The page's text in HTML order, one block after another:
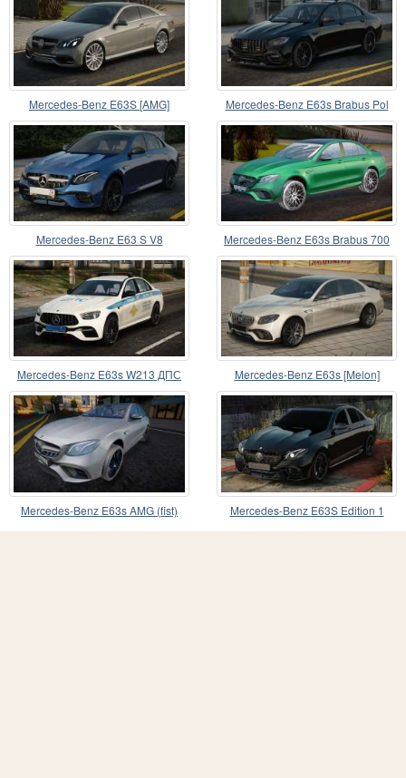
Mercedes-Benz E63S [AMG] Mercedes-Benz E63s Brabus Pol
Mercedes-Benz E63 S V8
Mercedes-Benz E63s Brabus 700
Winter
Mercedes-Benz E63s W213 ДПС Mercedes-Benz E63s [Melon]
Mercedes-Benz E63s AMG (fist) Mercedes-Benz E63S Edition 1